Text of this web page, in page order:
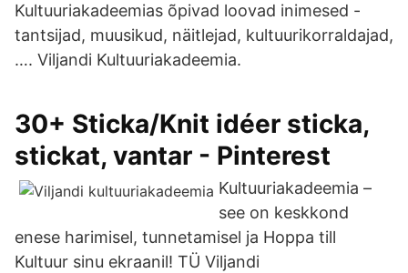
Kultuuriakadeemias õpivad loovad inimesed -
tantsijad, muusikud, näitlejad, kultuurikorraldajad,
…. Viljandi Kultuuriakadeemia.
30+ Sticka/Knit idéer sticka,
stickat, vantar - Pinterest
Kultuuriakadeemia –
see on keskkond
enese harimisel, tunnetamisel ja Hoppa till
Kultuur sinu ekraanil! TÜ Viljandi